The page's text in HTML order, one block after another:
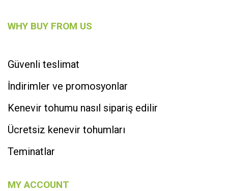
WHY BUY FROM US
Güvenli teslimat
İndirimler ve promosyonlar
Kenevir tohumu nasıl sipariş edilir
Ücretsiz kenevir tohumları
Teminatlar
MY ACCOUNT